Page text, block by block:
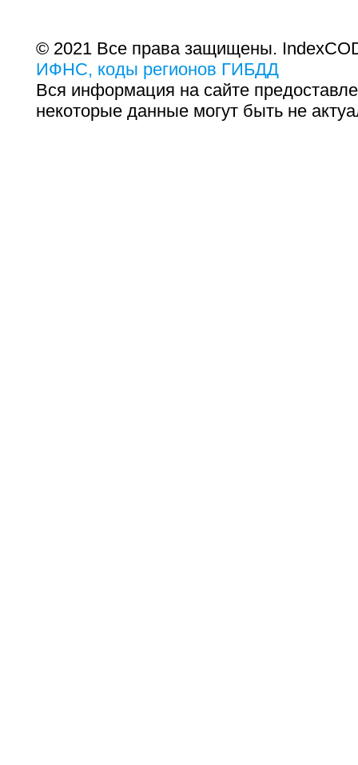
© 2021 Все права защищены.
ИФНС, коды регионов ГИБДД
Вся информация на сайте
некоторые данные могут быть не